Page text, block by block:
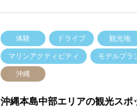
体験 ドライブ 観光地
マリンアクティビティ モデルプラ
沖縄
沖縄本島中部エリアの観光ス